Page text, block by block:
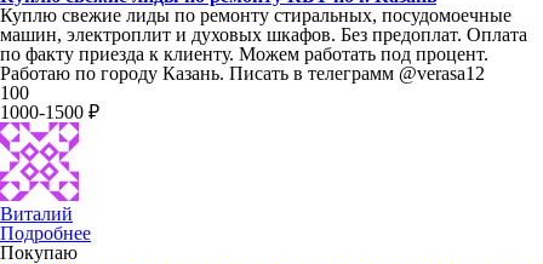
Куплю свежие лиды по ремонту стиральных, посудомоечные
машин, электроплит и духовых шкафов. Без предоплат. Оплата
по факту приезда к клиенту. Можем работать под процент.
Работаю по городу Казань. Писать в телеграмм @verasa12
100
1000-1500 ₽
Виталий
Подробнее
Покупаю